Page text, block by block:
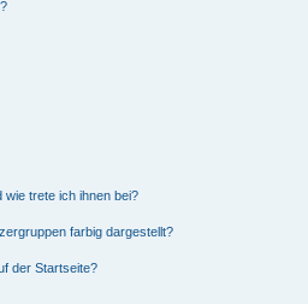
wie trete ich ihnen bei?
farbig dargestellt?
der Startseite?